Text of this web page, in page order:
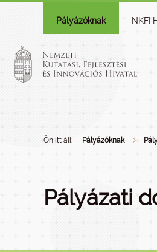
Pályázóknak NKFI
Ön itt áll: Pályázóknak
Pályázati